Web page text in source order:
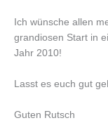
Ich wünsche allen
grandiosen Start in
Jahr 2010!
Lasst es euch gut
Guten Rutsch